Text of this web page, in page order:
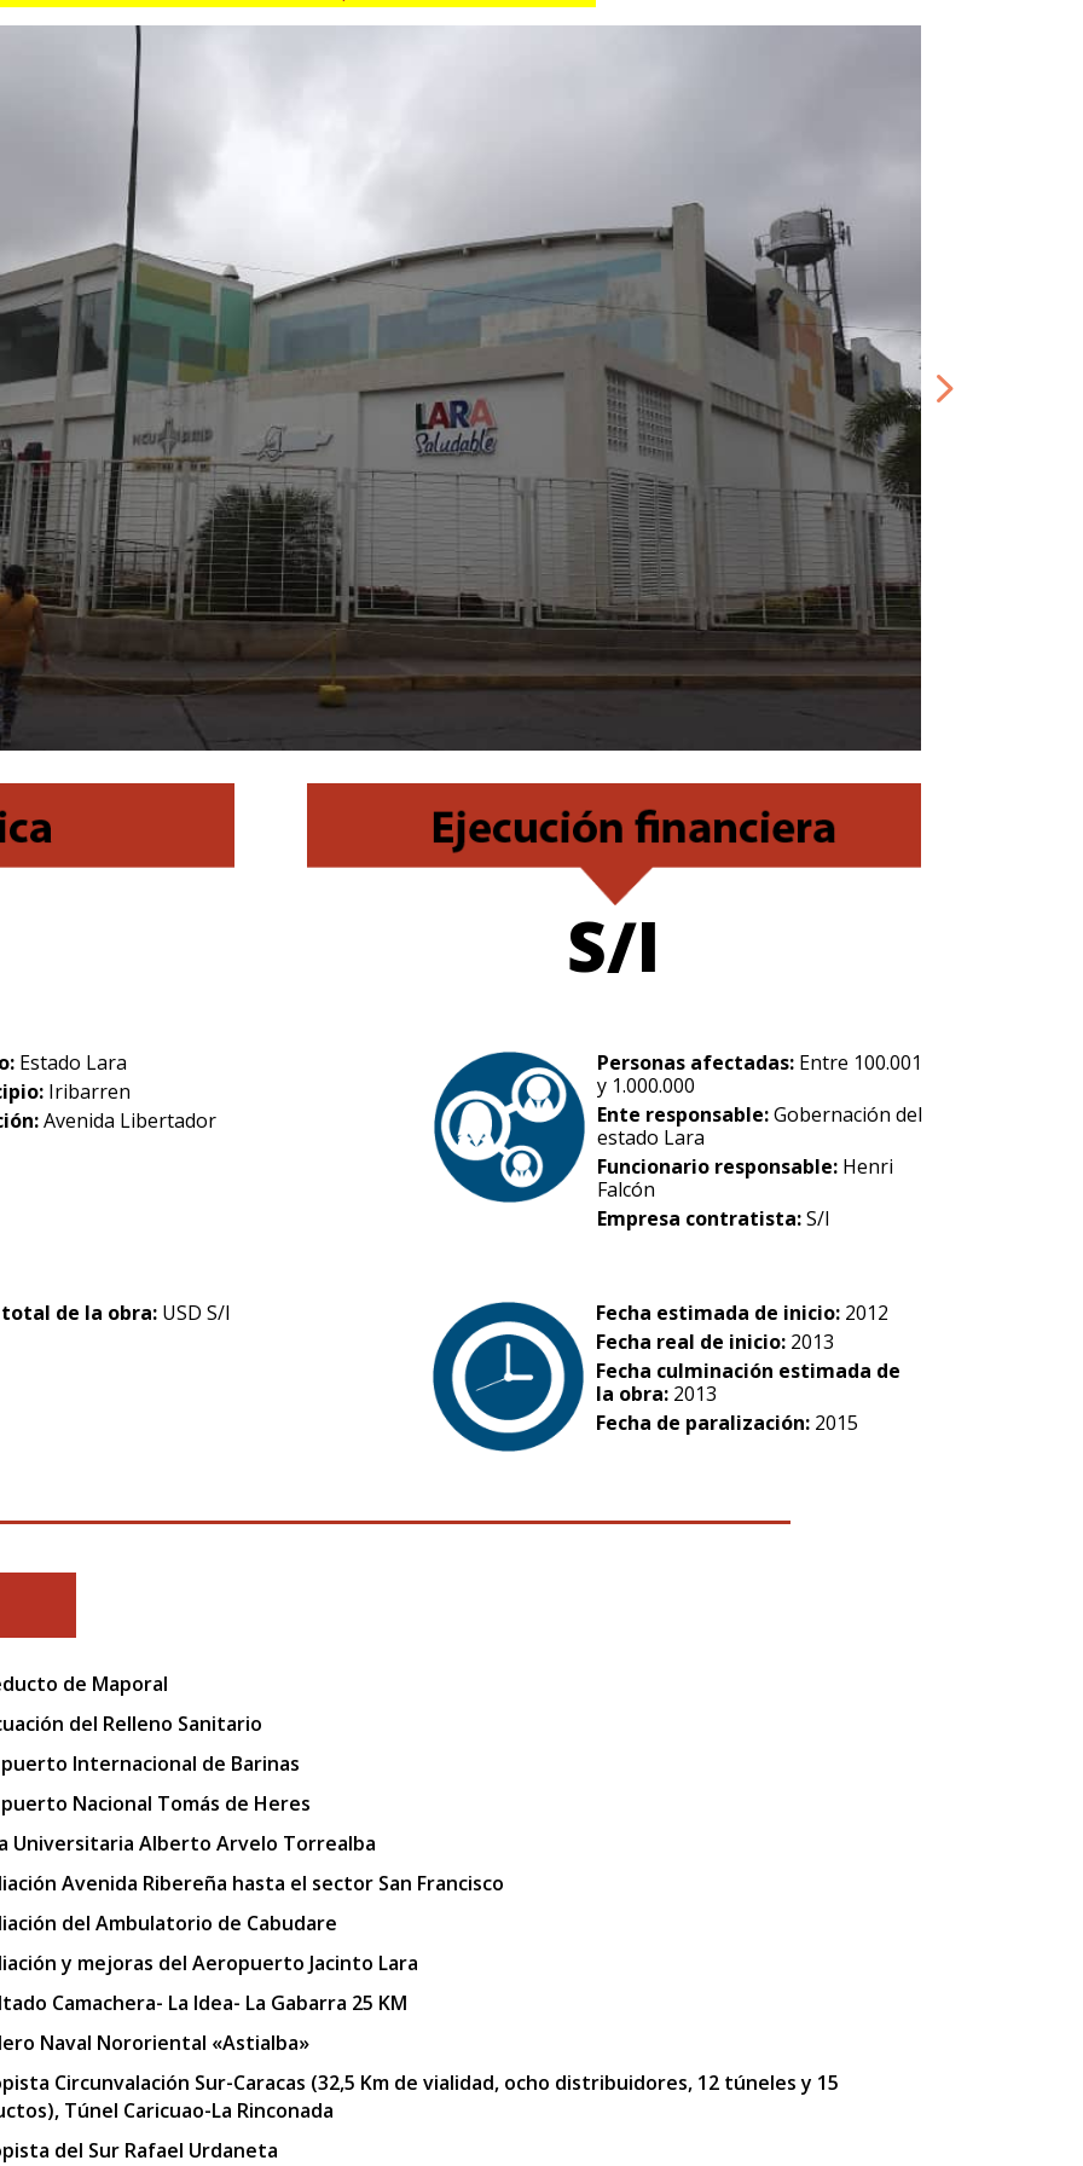
S/I
Estado Lara
Iribarren
Avenida Libertador
Personas afectadas: Entre 100.001
y 1.000.000
Ente responsable:Gobernación del
estado Lara
Funcionario responsable: Henri
Falcón
Empresa contratista:S/I
de la obra: USD S/I Fecha estimada de inicio: 2012
Fecha real de inicio: 2013
Fecha culminación estimada de
la obra: 2013
Fecha de paralización: 2015
de Maporal
del Relleno Sanitario
Internacional de Barinas
Nacional Tomás de Heres
Universitaria Alberto Arvelo Torrealba
Avenida Ribereña hasta el sector San Francisco
del Ambulatorio de Cabudare
y mejoras del Aeropuerto Jacinto Lara
Camachera- La Idea- La Gabarra 25 KM
Naval Nororiental «Astialba»
Circunvalación Sur-Caracas (32,5 Km de vialidad, ocho distribuidores, 12 túneles y 15
Túnel Caricuao-La Rinconada
del Sur Rafael Urdaneta